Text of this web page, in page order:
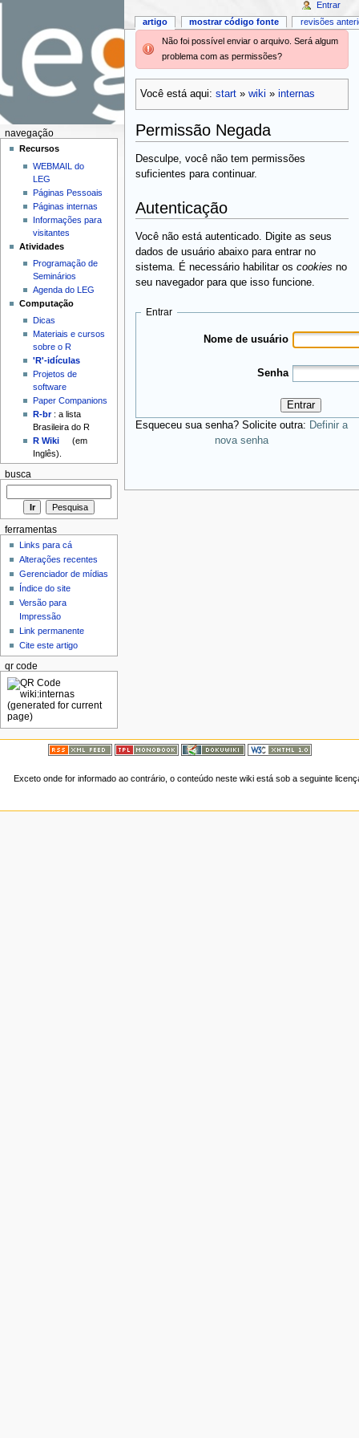
Não foi possível enviar o arquivo. Será algum
problema com as permissões?
Você está aqui: start» wiki » internas
Permissão Negada
Desculpe, você não tem permissões
suficientes para continuar.
Autenticação
Você não está autenticado. Digite as seus
dados de usuário abaixo para entrar no
sistema. É necessário habilitar os cookies no
seu navegador para que isso funcione.
Entrar
Nome de usuário
Senha
Entrar
Esqueceu sua senha? Solicite outra: Definir a
nova senha
artigo mostrar código fonte revisões
Entrar
navegação
Recursos
WEBMAIL do
LEG
Páginas Pessoais
Páginas internas
Informações para
visitantes
Atividades
Programação de
Seminários
Agenda do LEG
Computação
Dicas
Materiais e cursos
sobre o R
'R'-idículas
Projetos de
software
Paper Companions
R-br: a lista
Brasileira do R
R Wiki
(em
Inglês).
busca
ferramentas
Links para cá
Alterações recentes
Gerenciador de mídias
Índice do site
Versão para
Impressão
Link permanente
Cite este artigo
qr code
Exceto onde for informado ao contrário, o conteúdo neste wiki está sob a seguinte